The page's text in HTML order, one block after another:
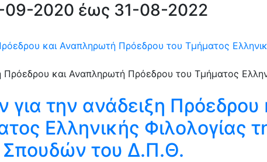
09-2020 έως 31-08-2022
και Αναπληρωτή Πρόεδρου του Τμήματος
την ανάδειξη
Ελληνικής Φιλολογίας
Σπουδών του Δ.Π.Θ.